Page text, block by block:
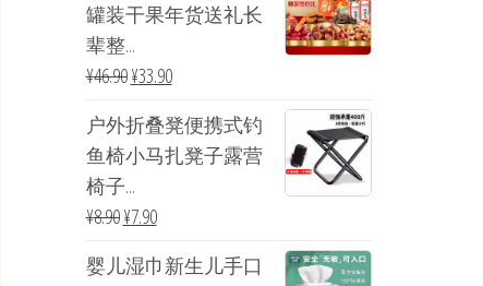
罐装干果年货送礼长
辈整...
¥46.90¥33.90
户外折叠凳便携式钓
鱼椅小马扎凳子露营
椅子...
¥8.90¥7.90
婴儿湿巾新生儿手口